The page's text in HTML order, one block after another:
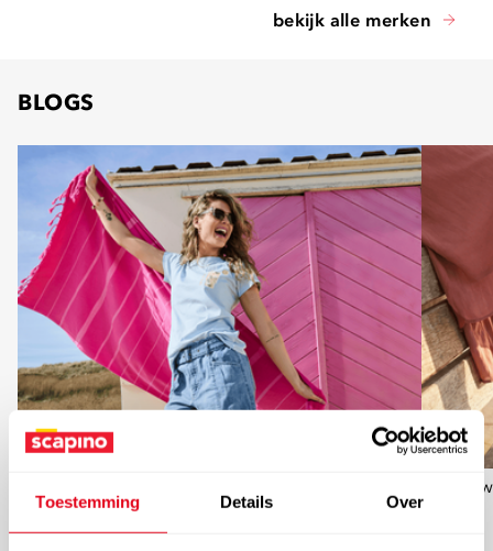
Toestemming Details Over
bekijk alle merken
BLOGS